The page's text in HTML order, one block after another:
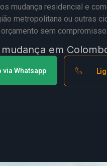
mudança residencial e
metropolitana ou outras
orçamento sem compromisso.
em
via Whatsapp